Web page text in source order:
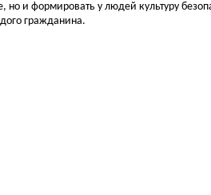
но и формировать у людей культуру
гражданина.